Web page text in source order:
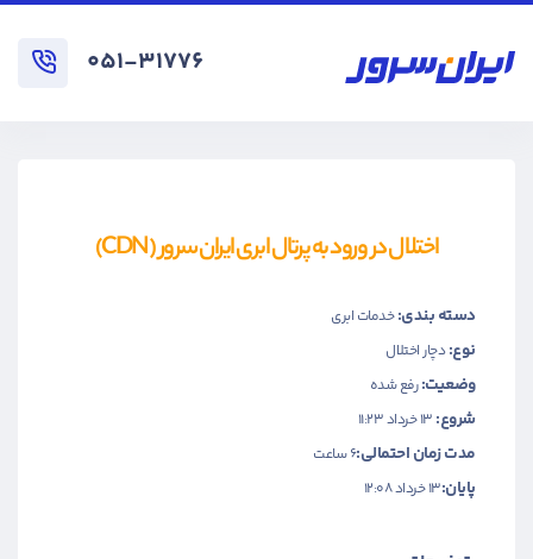
۰۵۱-۳۱۷۷۶
دسته بندی:خدمات ابری
نوع:دچار اختلال
وضعیت:رفع شده
اختلال در ورود به پرتال ابری ایران سرور (CDN)
شروع:
مدت زمان احتمالی:6 ساعت
پایان:۱۳ خرداد ۱۲:۰۸